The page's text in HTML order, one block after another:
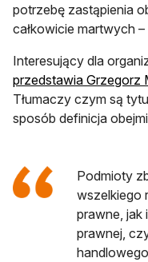
potrzebę zastąpienia
całkowicie martwych
Interesujący dla
przedstawia Grzegorz
Tłumaczy czym są
sposób definicja
Podmioty
wszelkiego
prawne, jak
prawnej,